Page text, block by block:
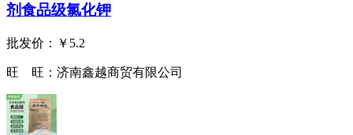
剂食品级氯化钾
批发价： ￥5.2
旺 旺： 济南鑫越商贸有限公司